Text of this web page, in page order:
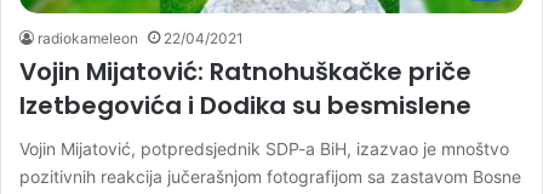
radiokameleon 22/04/2021
Vojin Mijatović: Ratnohuškačke priče
Izetbegovića i Dodika su besmislene
Vojin Mijatović, potpredsjednik SDP-a BiH, izazvao je mnoštvo
pozitivnih reakcija jučerašnjom fotografijom sa zastavom Bosne